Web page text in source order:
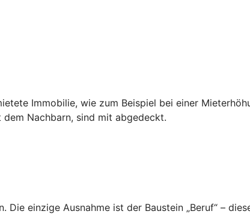
Immobilie, wie zum Beispiel bei einer
Nachbarn, sind mit abgedeckt.
Die einzige Ausnahme ist der Baustein „Beruf“ –